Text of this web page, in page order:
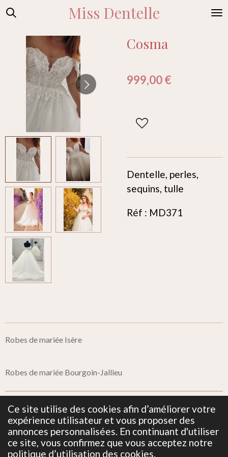
Ce site utilise des cookies afin d’améliorer votre
expérience utilisateur et vous proposer des
annonces personnalisées. En continuant d'utiliser
ce site, vous confirmez que vous acceptez notre
politique d’utilisation des cookies.
Passer
principal
Miss Dentelle
Cosma
999,00 €
Dentelle, perles,
sequins, tulle
Réf : MD371
Robes de mariée Isère
Robes de mariée Bourgoin-Jallieu
Mentions Légales
Politique de confidentialité